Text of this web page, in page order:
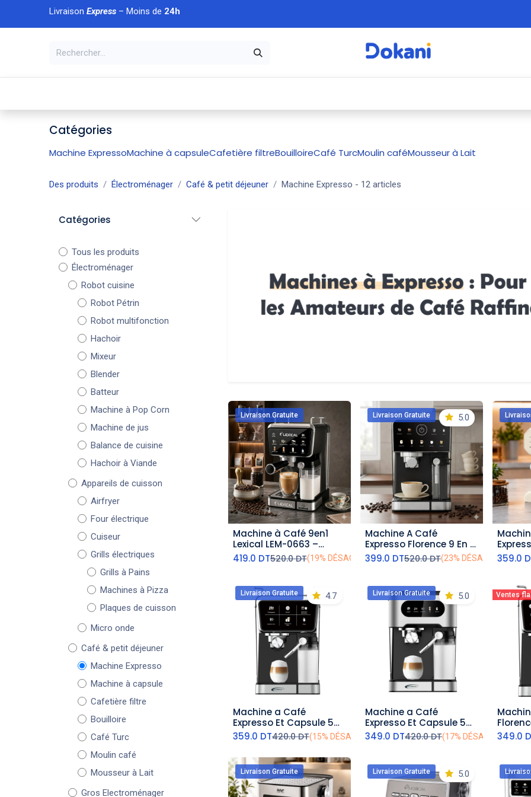
Se rendre au contenu
Livraison Express– Moins de 24h
À DÉCOUVRIR
Catégories
Machine ExpressoMachine à capsuleCafetière filtreBouilloireCafé TurcMoulin caféMousseur à Lait
Des produits Électroménager Café & petit déjeuner Machine Expresso - 12 articles
Catégories
Tous les produits
Électroménager
Robot cuisine
Robot Pétrin
Robot multifonction
Hachoir
Mixeur
Blender
Batteur
Machine à Pop Corn
Machine de jus
Balance de cuisine
Hachoir à Viande
Appareils de cuisson
Airfryer
Four électrique
Cuiseur
Grills électriques
Grills à Pains
Machines à Pizza
Plaques de cuisson
Micro onde
Café & petit déjeuner
Machine Expresso
Machine à capsule
Cafetière filtre
Bouilloire
Café Turc
Moulin café
Mousseur à Lait
Gros Electroménager
Livraison Gratuite
ajouter au panier
Machine à Café 9en1
Lexical LEM-0663 –
1350W – 20 Bars
419.0 DT520.0DT(19% DÉSACTIVÉ)
Livraison Gratuite 5.0
ajouter au panier
Machine A Café
Expresso Florence 9 En 1
- HK470- 1350 W
399.0 DT520.0DT(23% DÉSACTIVÉ)- 850
359.0
Livraison Gratuite 4.7
ajouter au panier
Machine a Café
Expresso Et Capsule 5
En 1 Florence 1350W
359.0 DT420.0DT(15% DÉSACTIVÉ)
Livraison Gratuite 5.0
ajouter au panier
Machine a Café
Expresso Et Capsule 5
En 1 Florence 1350W
349.0 DT420.0DT(17% DÉSACTIVÉ)
Ventes
avec
349.0
Livraison Gratuite Livraison Gratuite 5.0